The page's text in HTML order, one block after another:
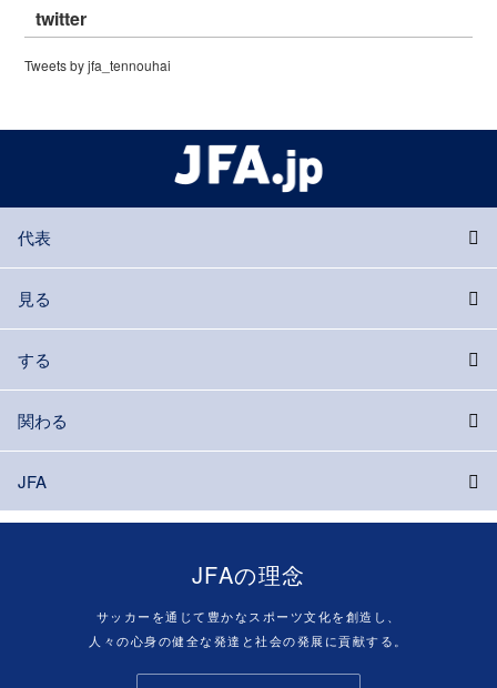
twitter
Tweets by jfa_tennouhai
代表
見る
する
関わる
JFA
JFAの理念
サッカーを通じて豊かなスポーツ文化を創造し、
人々の心身の健全な発達と社会の発展に貢献する。